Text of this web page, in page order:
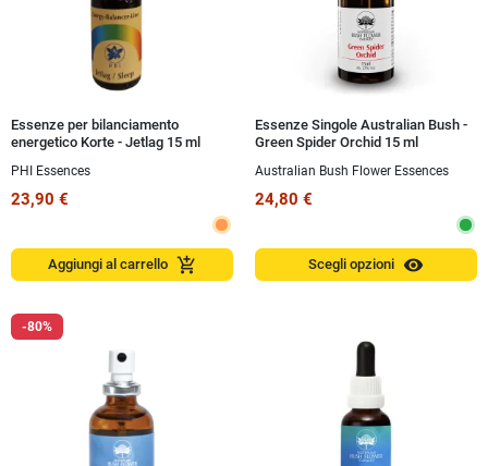
Essenze per bilanciamento
energetico Korte - Jetlag 15 ml
PHI Essences
23,90 €
Aggiungi al carrello add_shopping_cart
Essenze Singole Australian Bush -
Green Spider Orchid 15 ml
Australian Bush Flower Essences
24,80 €
Scegli opzioni visibility
-80%